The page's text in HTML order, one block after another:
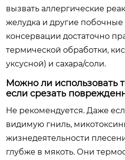
вызвать аллергические
желудка и другие
консервации достаточно
термической обработки,
уксусной) и сахара/соли.
Можно ли использовать
если срезать
Не рекомендуется. Даже
видимую гниль,
жизнедеятельности
глубже в мякоть. Они